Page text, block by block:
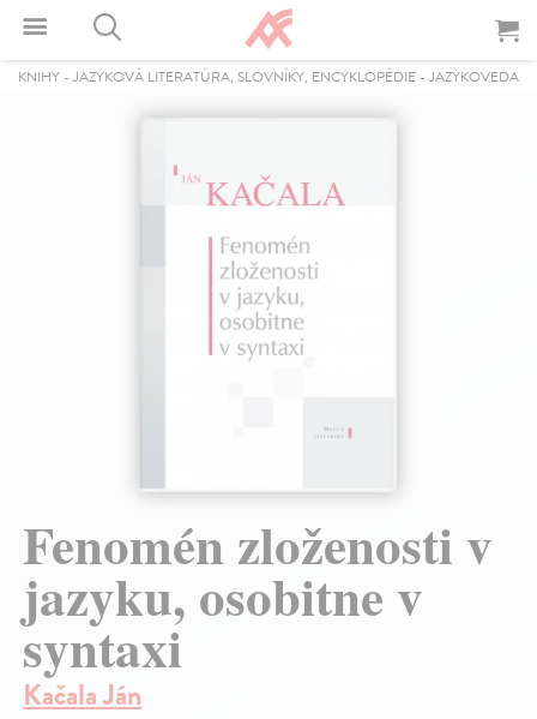
KNIHY - JAZYKOVÁ LITERATÚRA, SLOVNÍKY, ENCYKLOPÉDIE - JAZYKOVEDA
Fenomén zloženosti v
jazyku, osobitne v
syntaxi
Kačala Ján